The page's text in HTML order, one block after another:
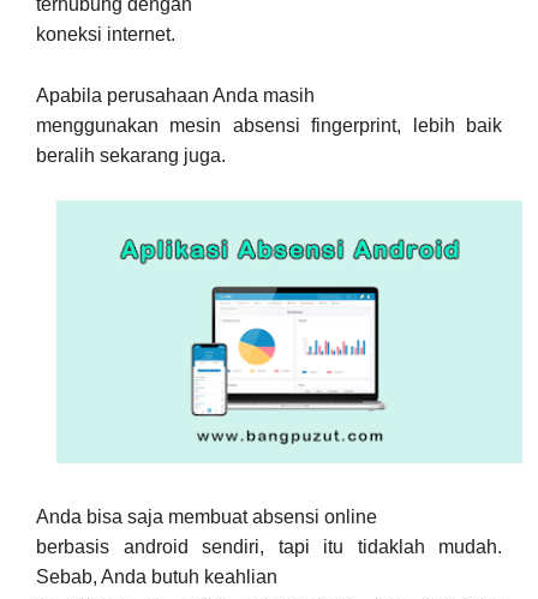
terhubung dengan
koneksi internet.
Apabila perusahaan Anda masih
menggunakan mesin absensi fingerprint, lebih baik
beralih sekarang juga.
Anda bisa saja membuat absensi online
berbasis android sendiri, tapi itu tidaklah mudah.
Sebab, Anda butuh keahlian